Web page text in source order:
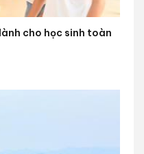
cho học sinh toàn